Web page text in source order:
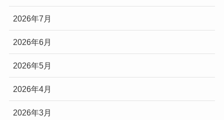
2026年7月
2026年6月
2026年5月
2026年4月
2026年3月